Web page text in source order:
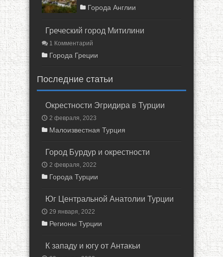
Города Англии
Греческий город Митилини
1 Комментарий
Города Греции
Последние статьи
Окрестности Эгридира в Турции
2 февраля, 2023
Малоизвестная Турция
Город Бурдур и окрестности
2 февраля, 2022
Города Турции
Юг Центральной Анатолии Турции
29 января, 2022
Регионы Турции
К западу и югу от Антакьи